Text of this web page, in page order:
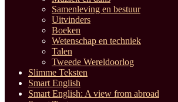
Samenleving en bestuur
Uitvinders
Boeken
Wetenschap en techniek
Talen
Tweede Wereldoorlog
Slimme Teksten
Smart English
Smart English: A view from abroad